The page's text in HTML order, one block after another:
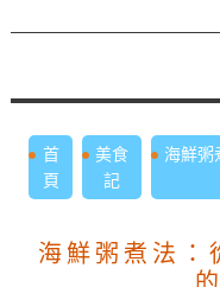
首
頁
美食
記
海鮮粥
海鮮粥煮法：